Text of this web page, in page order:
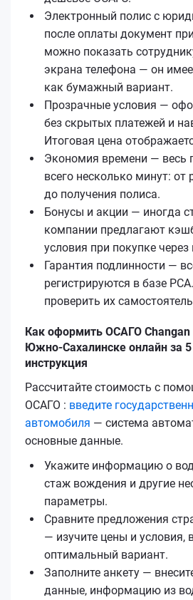
Электронный полис с
после оплаты документ
можно показать
экрана телефона — он
как бумажный вариант.
Прозрачные условия —
без скрытых платежей и
Итоговая цена
Экономия времени — весь
всего несколько минут: от
до получения полиса.
Бонусы и акции — иногда
компании предлагают
условия при покупке через
Гарантия подлинности —
регистрируются в базе
проверить их
Как оформить ОСАГО Changan
Южно-Сахалинске онлайн за
инструкция
Рассчитайте стоимость с
ОСАГО : введите
автомобиля — система
основные данные.
Укажите информацию о
стаж вождения и другие
параметры.
Сравните предложения
— изучите цены и условия,
оптимальный вариант.
Заполните анкету —
данные, информацию из